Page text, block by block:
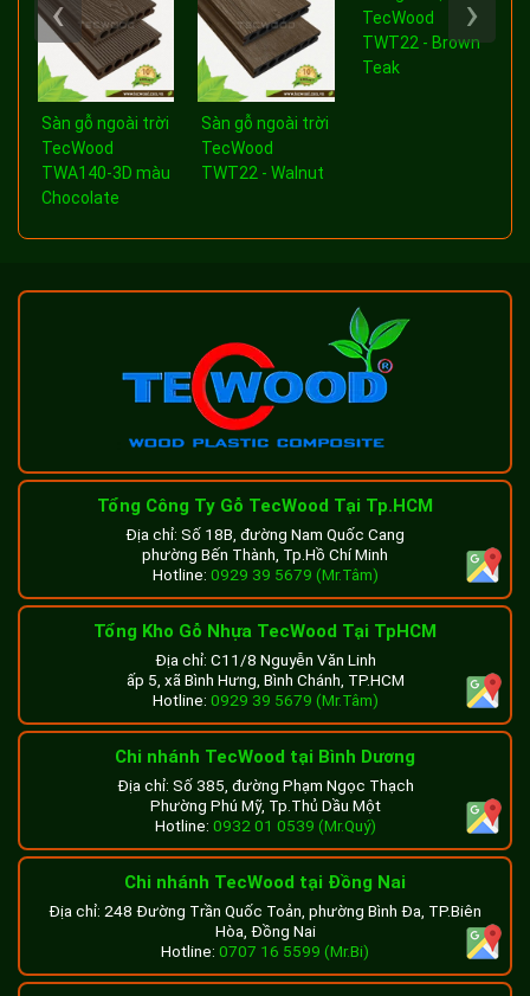
Sàn gỗ ngoài trời
TecWood
TWA140-3D màu
Chocolate
Sàn gỗ ngoài trời
TecWood
TWT22 - Walnut
TecWood
TWT22 - Brown
Teak
‹ ›
Tổng Công Ty Gỗ TecWood Tại Tp.HCM
Địa chỉ: Số 18B, đường Nam Quốc Cang
phường Bến Thành, Tp.Hồ Chí Minh
Hotline: 0929 39 5679 (Mr.Tâm)
Tổng Kho Gỗ Nhựa TecWood Tại TpHCM
Địa chỉ: C11/8 Nguyễn Văn Linh
ấp 5, xã Bình Hưng, Bình Chánh, TP.HCM
Hotline: 0929 39 5679 (Mr.Tâm)
Chi nhánh TecWood tại Bình Dương
Địa chỉ: Số 385, đường Phạm Ngọc Thạch
Phường Phú Mỹ, Tp.Thủ Dầu Một
Hotline: 0932 01 0539 (Mr.Quý)
Chi nhánh TecWood tại Đồng Nai
Địa chỉ: 248 Đường Trần Quốc Toản, phường Bình Đa, TP.Biên
Hòa, Đồng Nai
Hotline: 0707 16 5599 (Mr.Bi)